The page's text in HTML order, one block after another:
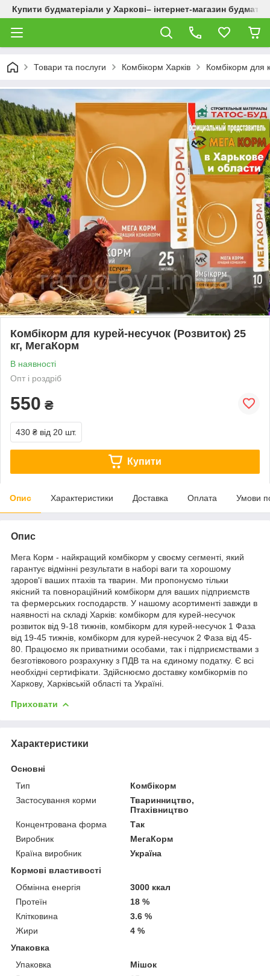
Купити будматеріали у Харкові– інтернет-магазин
Товари та послуги Комбікорм Харків Комбікорм для
Комбікорм для курей-несучок (Розвиток) 25
кг, МегаКорм
В наявності
Опт і роздріб
550 ₴
430 ₴ від 20 шт.
Купити
Опис Характеристики Доставка Оплата Умови
Опис
Мега Корм ​​- найкращий комбікорм у своєму сегменті, який
гарантує відмінні результати в наборі ваги та хорошому
здоров'ї ваших птахів та тварин. Ми пропонуємо тільки
якісний та повнораційний комбікорм для ваших підприємств
та фермерських господарств. У нашому асортименті завжди в
наявності на складі Харків: комбікорм для курей-несучок
розвиток від 9-18 тижнів, комбікорм для курей-несучок 1 Фаза
від 19-45 тижнів, комбікорм для курей-несучок 2 Фаза від 45-
80. Працюємо як приватними особами, так і підприємствами з
безготівкового розрахунку з ПДВ та на єдиному податку. Є всі
необхідні сертифікати. Здійснюємо доставку комбікормів по
Харкову, Харківській області та Україні.
Приховати
Характеристики
Основні
Тип
Комбікорм
Застосування корми
Тваринництво,
Птахівництво
Концентрована форма
Так
Виробник
МегаКорм
Країна виробник
Україна
Кормові властивості
Обмінна енергія
3000 ккал
Протеїн
18 %
Клітковина
3.6 %
Жири
4 %
Упаковка
Упаковка
Мішок